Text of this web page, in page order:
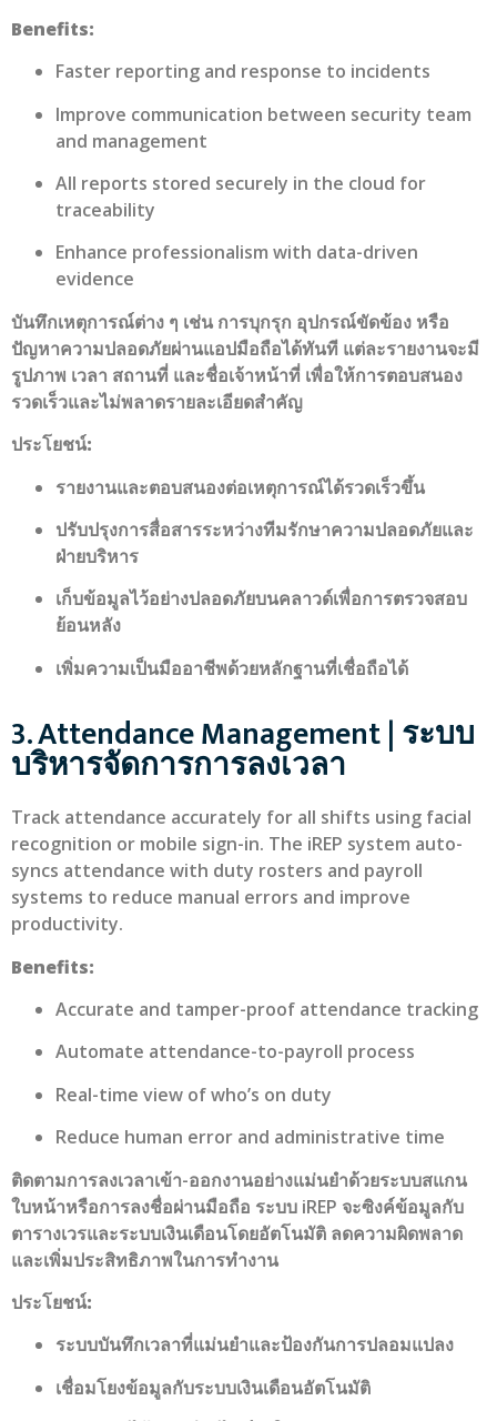
Benefits:
Faster reporting and response to incidents
Improve communication between security team
and management
All reports stored securely in the cloud for
traceability
Enhance professionalism with data-driven
evidence
บันทึกเหตุการณ์ต่าง ๆ เช่น การบุกรุก อุปกรณ์ขัดข้อง หรือ
ปัญหาความปลอดภัยผ่านแอปมือถือได้ทันที แต่ละรายงานจะมี
รูปภาพ เวลา สถานที่ และชื่อเจ้าหน้าที่ เพื่อให้การตอบสนอง
รวดเร็วและไม่พลาดรายละเอียดสำคัญ
ประโยชน์:
รายงานและตอบสนองต่อเหตุการณ์ได้รวดเร็วขึ้น
ปรับปรุงการสื่อสารระหว่างทีมรักษาความปลอดภัยและ
ฝ่ายบริหาร
เก็บข้อมูลไว้อย่างปลอดภัยบนคลาวด์เพื่อการตรวจสอบ
ย้อนหลัง
เพิ่มความเป็นมืออาชีพด้วยหลักฐานที่เชื่อถือได้
3. Attendance Management | ระบบ
บริหารจัดการการลงเวลา
Track attendance accurately for all shifts using facial
recognition or mobile sign-in. The iREP system auto-
syncs attendance with duty rosters and payroll
systems to reduce manual errors and improve
productivity.
Benefits:
Accurate and tamper-proof attendance tracking
Automate attendance-to-payroll process
Real-time view of who’s on duty
Reduce human error and administrative time
ติดตามการลงเวลาเข้า-ออกงานอย่างแม่นยำด้วยระบบสแกน
ใบหน้าหรือการลงชื่อผ่านมือถือ ระบบ iREP จะซิงค์ข้อมูลกับ
ตารางเวรและระบบเงินเดือนโดยอัตโนมัติ ลดความผิดพลาด
และเพิ่มประสิทธิภาพในการทำงาน
ประโยชน์:
ระบบบันทึกเวลาที่แม่นยำและป้องกันการปลอมแปลง
เชื่อมโยงข้อมูลกับระบบเงินเดือนอัตโนมัติ